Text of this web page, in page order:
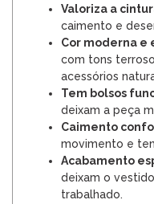
Valoriza a
caimento e
Cor moderna e
com tons
acessórios
Tem bolsos
deixam a peça
Caimento
movimento e
Acabamento
deixam o
trabalhado.